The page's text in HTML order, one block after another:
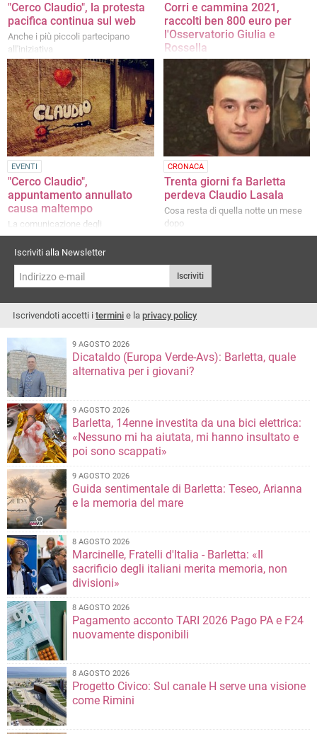
"Cerco Claudio", la protesta
pacifica continua sul web
Anche i più piccoli partecipano
all'iniziativa
Corri e cammina 2021,
raccolti ben 800 euro per
l'Osservatorio Giulia e
Rossella
Grazie all'iniziativa della Barletta
Sportiva le donazioni serviranno a
sostenere il percorso di una donna
vittima di violenza
EVENTI
"Cerco Claudio",
appuntamento annullato
causa maltempo
La comunicazione degli
organizzatori
CRONACA
Trenta giorni fa Barletta
perdeva Claudio Lasala
Cosa resta di quella notte un mese
dopo
Iscriviti alla Newsletter
Iscriviti
Iscrivendoti accetti i termini e la privacy policy
9 AGOSTO 2026
Dicataldo (Europa Verde-Avs): Barletta, quale
alternativa per i giovani?
9 AGOSTO 2026
Barletta, 14enne investita da una bici elettrica:
«Nessuno mi ha aiutata, mi hanno insultato e
poi sono scappati»
9 AGOSTO 2026
Guida sentimentale di Barletta: Teseo, Arianna
e la memoria del mare
8 AGOSTO 2026
Marcinelle, Fratelli d'Italia - Barletta: «Il
sacrificio degli italiani merita memoria, non
divisioni»
8 AGOSTO 2026
Pagamento acconto TARI 2026 Pago PA e F24
nuovamente disponibili
8 AGOSTO 2026
Progetto Civico: Sul canale H serve una visione
come Rimini